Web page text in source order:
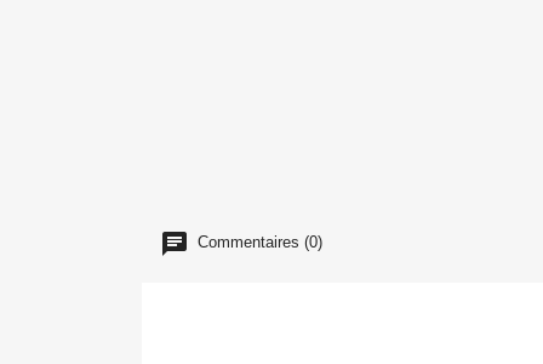
Commentaires (0)